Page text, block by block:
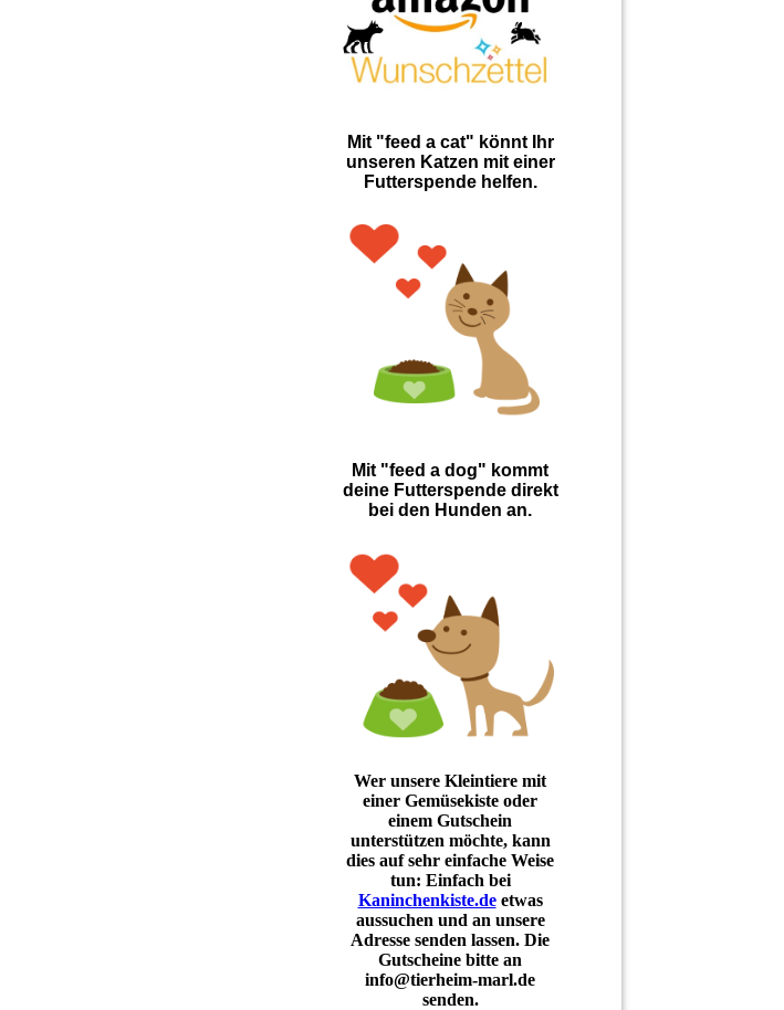
Mit "feed a cat" könnt Ihr
unseren Katzen mit einer
Futterspende helfen.
Mit "feed a dog" kommt
deine Futterspende direkt
bei den Hunden an.
Wer unsere Kleintiere mit
einer Gemüsekiste oder
einem Gutschein
unterstützen möchte, kann
dies auf sehr einfache Weise
tun: Einfach bei
Kaninchenkiste.deetwas
aussuchen und an unsere
Adresse senden lassen. Die
Gutscheine bitte an
info@tierheim-marl.de
senden.